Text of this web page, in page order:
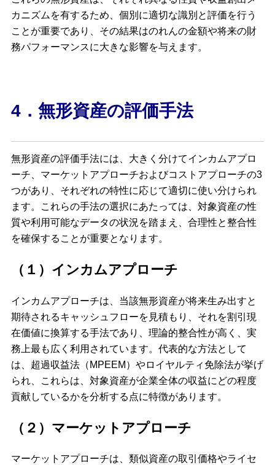
カニズムを有するため、個別に適切な識別と評価を行う
ことが重要であり、その結果はのれんの金額や将来の財
務パフォーマンスに大きな影響を与えます。
4．無形資産の評価手法
無形資産の評価手法には、大きく分けてインカムアプロ
ーチ、マーケットアプローチおよびコストアプローチの3
つがあり、それぞれの特性に応じて適切に使い分けられ
ます。これらの手法の選択にあたっては、対象資産の性
質や利用可能なデータの状況を踏まえ、合理性と整合性
を確保することが重要となります。
（１）インカムアプローチ
インカムアプローチは、当該無形資産が将来生み出すと
期待されるキャッシュフローを見積もり、それを割引現
在価値に換算する手法であり、理論的整合性が高く、実
務上最も広く利用されています。代表的な方法として
は、超過収益法（MPEEM）やロイヤルティ免除法が挙げ
られ、これらは、対象資産が企業全体の収益にどの程度
貢献しているかを分析する点に特徴があります。
（２）マーケットアプローチ
マーケットアプローチは、類似資産の取引価格やライセ